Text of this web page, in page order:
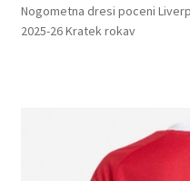
Blog
Nogometna dresi poceni
2025-26 Kratek rokav